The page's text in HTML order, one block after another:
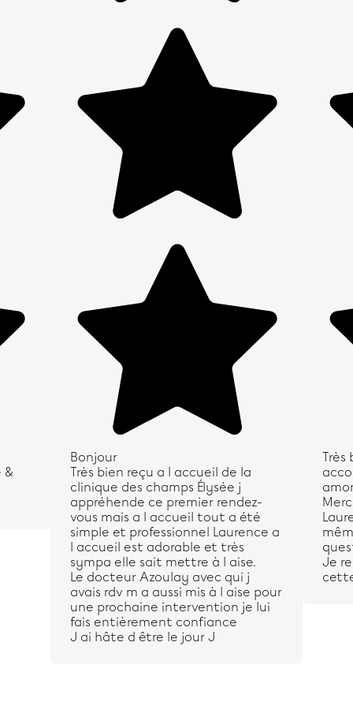
&
Bonjour
Très bien reçu a l accueil de la
clinique des champs Élysée j
appréhende ce premier rendez-
vous mais a l accueil tout a été
simple et professionnel Laurence a
l accueil est adorable et très
sympa elle sait mettre à l aise.
Le docteur Azoulay avec qui j
avais rdv m a aussi mis à l aise pour
une prochaine intervention je lui
fais entièrement confiance
J ai hâte d être le jour J
Très
Je